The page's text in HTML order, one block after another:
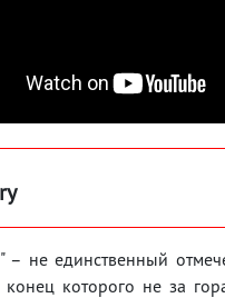
– не единственный
конец которого не за